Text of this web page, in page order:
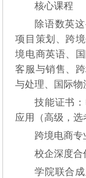
核心课程
除语数英
项目策划、跨
境电商英语、
客服与销售、
与处理、国际物
技能证书
应用（高级，选
跨境电商专
校企深度合
学院联合